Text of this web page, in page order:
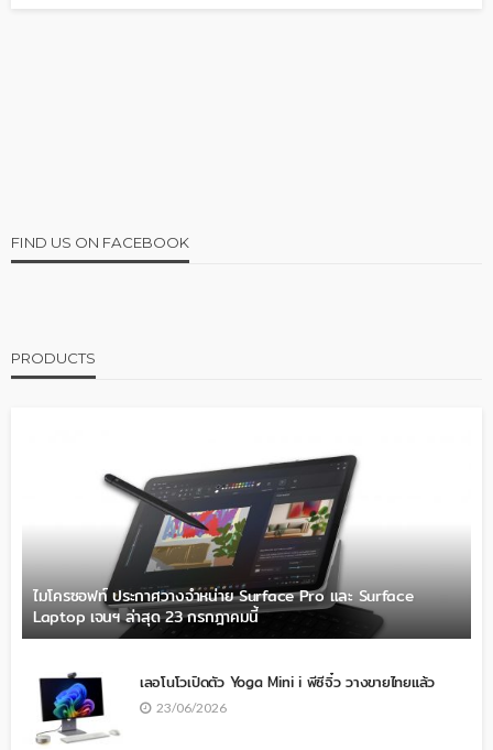
FIND US ON FACEBOOK
PRODUCTS
ไมโครซอฟท์ ประกาศวางจำหน่าย Surface Pro และ Surface
Laptop เจนฯ ล่าสุด 23 กรกฎาคมนี้
เลอโนโวเปิดตัว Yoga Mini i พีซีจิ๋ว วางขายไทยแล้ว
23/06/2026